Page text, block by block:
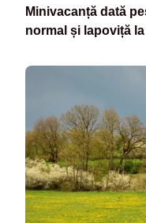
Minivacanță dată
normal și lapoviță